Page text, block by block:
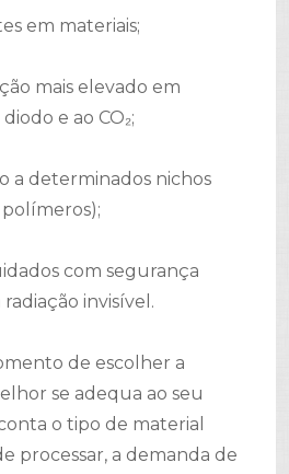
em materiais;
mais elevado em
e ao CO₂;
a determinados nichos
com segurança
invisível.
de escolher a
se adequa ao seu
o tipo de material
processar, a demanda de